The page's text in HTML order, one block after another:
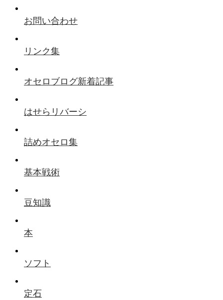
お問い合わせ
リンク集
オセロブログ新着記事
はせらリバーシ
詰めオセロ集
基本戦術
豆知識
本
ソフト
定石